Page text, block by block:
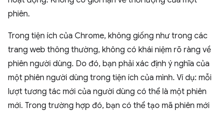
phiên.
Trong tiện ích của Chrome, không giống như trong các
trang web thông thường, không có khái niệm rõ ràng về
phiên người dùng. Do đó, bạn phải xác định ý nghĩa của
một phiên người dùng trong tiện ích của mình. Ví dụ: mỗi
lượt tương tác mới của người dùng có thể là một phiên
mới. Trong trường hợp đó, bạn có thể tạo mã phiên mới